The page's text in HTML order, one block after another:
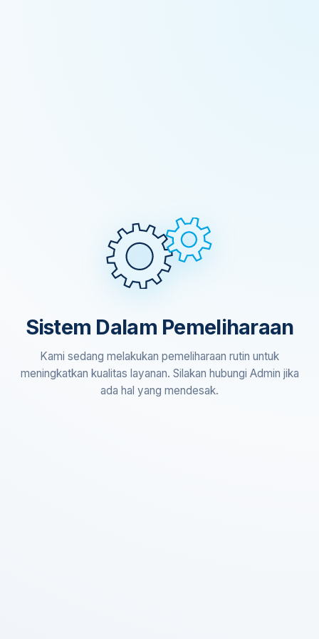
Sistem Dalam Pemeliharaan
Kami sedang melakukan pemeliharaan rutin untuk
meningkatkan kualitas layanan. Silakan hubungi Admin jika
ada hal yang mendesak.